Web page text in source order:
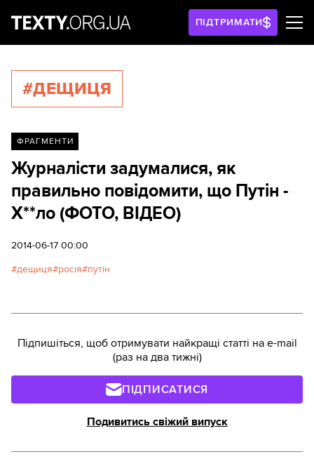
ПІДТРИМАТИ
#ДЕЩИЦЯ
ФРАГМЕНТИ
Журналісти задумалися, як
правильно повідомити, що Путін -
Х**ло (ФОТО, ВІДЕО)
2014-06-17 00:00
дещиця росія путін
Підпишіться, щоб отримувати найкращі статті на e-mail
(раз на два тижні)
ПІДПИСАТИСЯ
Подивитись свіжий випуск